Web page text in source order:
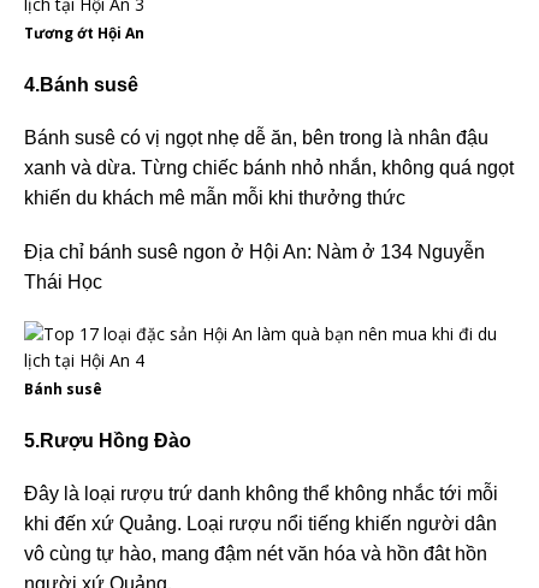
Tương ớt Hội An
4.Bánh susê
Bánh susê có vị ngọt nhẹ dễ ăn, bên trong là nhân đậu
xanh và dừa. Từng chiếc bánh nhỏ nhắn, không quá ngọt
khiến du khách mê mẫn mỗi khi thưởng thức
Địa chỉ bánh susê ngon ở Hội An: Nàm ở 134 Nguyễn
Thái Học
Bánh susê
5.Rượu Hồng Đào
Đây là loại rượu trứ danh không thể không nhắc tới mỗi
khi đến xứ Quảng. Loại rượu nổi tiếng khiến người dân
vô cùng tự hào, mang đậm nét văn hóa và hồn đât hồn
người xứ Quảng.